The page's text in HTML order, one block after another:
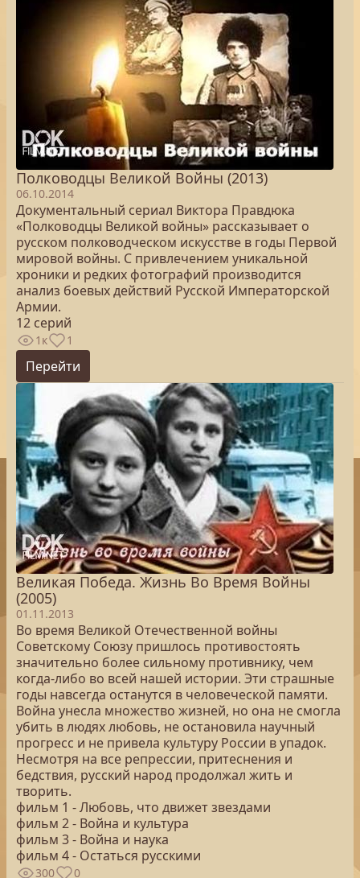
Полководцы Великой Войны (2013)
06.10.2014
Документальный сериал Виктора Правдюка
«Полководцы Великой войны» рассказывает о
русском полководческом искусстве в годы Первой
мировой войны. С привлечением уникальной
хроники и редких фотографий производится
анализ боевых действий Русской Императорской
Армии.
12 серий
1к 1
Перейти
Великая Победа. Жизнь Во Время Войны
(2005)
01.11.2013
Во время Великой Отечественной войны
Советскому Союзу пришлось противостоять
значительно более сильному противнику, чем
когда-либо во всей нашей истории. Эти страшные
годы навсегда останутся в человеческой памяти.
Война унесла множество жизней, но она не смогла
убить в людях любовь, не остановила научный
прогресс и не привела культуру России в упадок.
Несмотря на все репрессии, притеснения и
бедствия, русский народ продолжал жить и
творить.
фильм 1 - Любовь, что движет звездами
фильм 2 - Война и культура
фильм 3 - Война и наука
фильм 4 - Остаться русскими
300 0